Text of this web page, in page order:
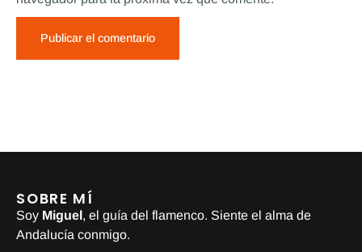
SOBRE MÍ
Soy Miguel , el guía del flamenco. Siente el alma de
Andalucía conmigo.